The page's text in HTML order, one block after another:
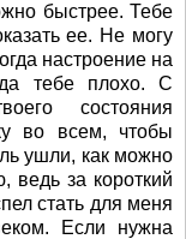
быстрее. Тебе
ее. Не могу
настроение на
тебе плохо. С
состояния
во всем, чтобы
ушли, как можно
ведь за короткий
стать для меня
Если нужна